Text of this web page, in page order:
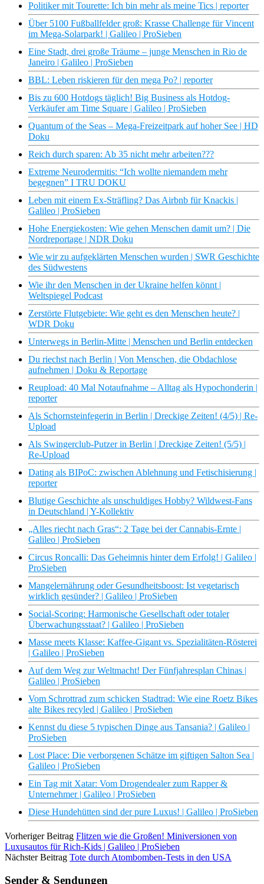
Politiker mit Tourette: Ich bin mehr als meine Tics | reporter
Über 5100 Fußballfelder groß: Krasse Challenge für Vincent
im Mega-Solarpark! | Galileo | ProSieben
Eine Stadt, drei große Träume – junge Menschen in Rio de
Janeiro | Galileo | ProSieben
BBL: Leben riskieren für den mega Po? | reporter
Bis zu 600 Hotdogs täglich! Big Business als Hotdog-
Verkäufer am Time Square | Galileo | ProSieben
Quantum of the Seas – Mega-Freizeitpark auf hoher See | HD
Doku
Reich durch sparen: Ab 35 nicht mehr arbeiten???
Extreme Neurodermitis: “Ich wollte niemandem mehr
begegnen” I TRU DOKU
Leben mit einem Ex-Sträfling? Das Airbnb für Knackis |
Galileo | ProSieben
Hohe Energiekosten: Wie gehen Menschen damit um? | Die
Nordreportage | NDR Doku
Wie wir zu aufgeklärten Menschen wurden | SWR Geschichte
des Südwestens
Wie ihr den Menschen in der Ukraine helfen könnt |
Weltspiegel Podcast
Zerstörte Flutgebiete: Wie geht es den Menschen heute? |
WDR Doku
Unterwegs in Berlin-Mitte | Menschen und Berlin entdecken
Du riechst nach Berlin | Von Menschen, die Obdachlose
aufnehmen | Doku & Reportage
Reupload: 40 Mal Notaufnahme – Alltag als Hypochonderin |
reporter
Als Schornsteinfegerin in Berlin | Dreckige Zeiten! (4/5) | Re-
Upload
Als Swingerclub-Putzer in Berlin | Dreckige Zeiten! (5/5) |
Re-Upload
Dating als BIPoC: zwischen Ablehnung und Fetischisierung |
reporter
Blutige Geschichte als unschuldiges Hobby? Wildwest-Fans
in Deutschland | Y-Kollektiv
„Alles riecht nach Gras“: 2 Tage bei der Cannabis-Ernte |
Galileo | ProSieben
Circus Roncalli: Das Geheimnis hinter dem Erfolg! | Galileo |
ProSieben
Mangelernährung oder Gesundheitsboost: Ist vegetarisch
wirklich gesünder? | Galileo | ProSieben
Social-Scoring: Harmonische Gesellschaft oder totaler
Überwachungsstaat? | Galileo | ProSieben
Masse meets Klasse: Kaffee-Gigant vs. Spezialitäten-Rösterei
| Galileo | ProSieben
Auf dem Weg zur Weltmacht! Der Fünfjahresplan Chinas |
Galileo | ProSieben
Vom Schrottrad zum schicken Stadtrad: Wie eine Roetz Bikes
alte Bikes recyled | Galileo | ProSieben
Kennst du diese 5 typischen Dinge aus Tansania? | Galileo |
ProSieben
Lost Place: Die verborgenen Schätze im giftigen Salton Sea |
Galileo | ProSieben
Ein Tag mit Xatar: Vom Drogendealer zum Rapper &
Unternehmer | Galileo | ProSieben
Diese Hundehütten sind der pure Luxus! | Galileo | ProSieben
Vorheriger Beitrag Flitzen wie die Großen! Miniversionen von
Luxusautos für Rich-Kids | Galileo | ProSieben
Nächster Beitrag Tote durch Atombomben-Tests in den USA
Sender & Sendungen